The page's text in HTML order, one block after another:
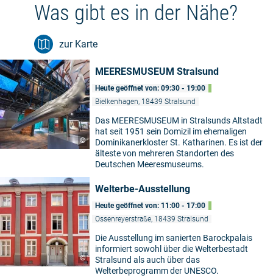
Was gibt es in der Nähe?
zur Karte
©
MEERESMUSEUM Stralsund
Heute geöffnet von: 09:30 - 19:00
Bielkenhagen, 18439 Stralsund
Das MEERESMUSEUM in Stralsunds Altstadt
hat seit 1951 sein Domizil im ehemaligen
Dominikanerkloster St. Katharinen. Es ist der
älteste von mehreren Standorten des
Deutschen Meeresmuseums.
©
Welterbe-Ausstellung
Heute geöffnet von: 11:00 - 17:00
Ossenreyerstraße, 18439 Stralsund
Die Ausstellung im sanierten Barockpalais
informiert sowohl über die Welterbestadt
Stralsund als auch über das
Welterbeprogramm der UNESCO.